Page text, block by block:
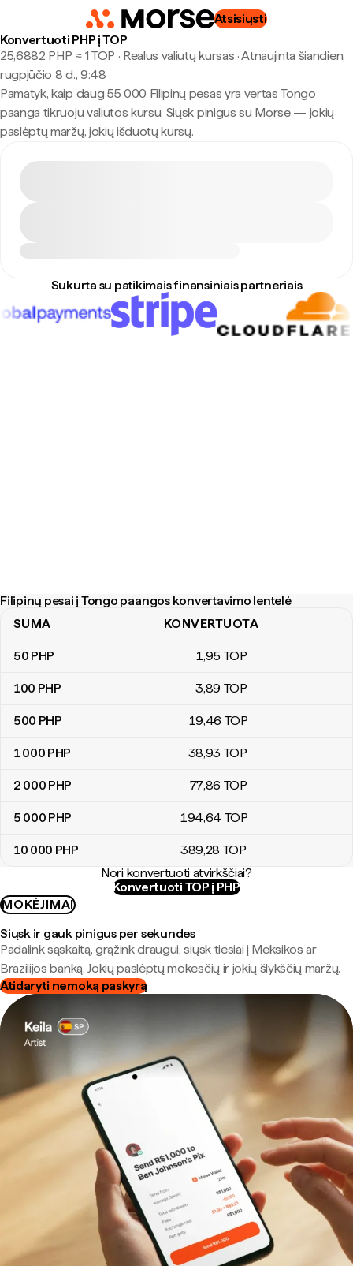
Atsisiųsti
Konvertuoti PHP į TOP
25,6882 PHP ≈ 1 TOP · Realus valiutų kursas ·Atnaujinta šiandien,
rugpjūčio 8 d., 9:48
Pamatyk, kaip daug 55 000 Filipinų pesas yra vertas Tongo
paanga tikruoju valiutos kursu. Siųsk pinigus su Morse — jokių
paslėptų maržų, jokių išduotų kursų.
Sukurta su patikimais finansiniais partneriais
Filipinų pesai į Tongo paangos konvertavimo lentelė
Filipinų pesai į Tongo paangos konvertavimo lentelė
SUMA KONVERTUOTA
50 PHP 1,95 TOP
100 PHP 3,89 TOP
500 PHP 19,46 TOP
1 000 PHP 38,93 TOP
2 000 PHP 77,86 TOP
5 000 PHP 194,64 TOP
10 000 PHP 389,28 TOP
Nori konvertuoti atvirkščiai?
Konvertuoti TOP į PHP
MOKĖJIMAI
Siųsk ir gauk pinigus per sekundes
Padalink sąskaitą, grąžink draugui, siųsk tiesiai į Meksikos ar
Brazilijos banką. Jokių paslėptų mokesčių ir jokių šlykščių maržų.
Atidaryti nemoką paskyrą